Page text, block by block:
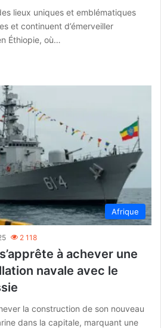
lieux uniques et emblématiques
et continuent d’émerveiller
Éthiopie, où…
Afrique
2 118
à achever une
navale avec le
la construction de son nouveau
dans la capitale, marquant une